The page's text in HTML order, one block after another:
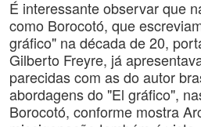
É interessante observar que
como Borocotó, que
gráfico" na década de 20,
Gilberto Freyre, já
parecidas com as do autor
abordagens do "El gráfico",
Borocotó, conforme mostra